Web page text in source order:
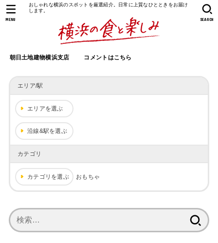
おしゃれな横浜のスポットを厳選紹介。日常に上質なひとときをお届け
します。
朝日土地建物横浜支店 コメントはこちら
SEARCH
MENU
エリア/駅
エリアを選ぶ
沿線&駅を選ぶ
カテゴリ
カテゴリを選ぶ おもちゃ
索: